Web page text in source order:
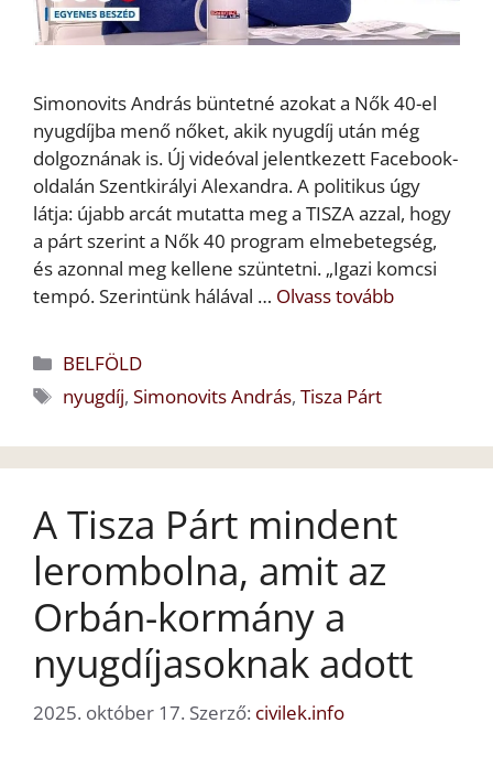
Simonovits András büntetné azokat a Nők 40-el
nyugdíjba menő nőket, akik nyugdíj után még
dolgoznának is. Új videóval jelentkezett Facebook-
oldalán Szentkirályi Alexandra. A politikus úgy
látja: újabb arcát mutatta meg a TISZA azzal, hogy
a párt szerint a Nők 40 program elmebetegség,
és azonnal meg kellene szüntetni. „Igazi komcsi
tempó. Szerintünk hálával … Olvass tovább
Kategória
BELFÖLD
Címkék
nyugdíj,Simonovits András,Tisza Párt
A Tisza Párt mindent
lerombolna, amit az
Orbán-kormány a
nyugdíjasoknak adott
2025. október 17. Szerző: civilek.info